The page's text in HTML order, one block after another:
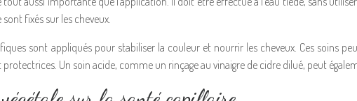
fixés sur les cheveux.
sont appliqués pour stabiliser la couleur et nourrir les cheveux. Ces soins
Un soin acide, comme un rinçage au vinaigre de cidre dilué, peut